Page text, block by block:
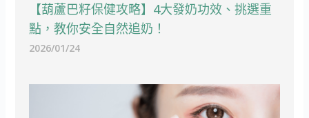
【葫蘆巴籽保健攻略】4大發奶功效、挑選重
點，教你安全自然追奶！
2026/01/24